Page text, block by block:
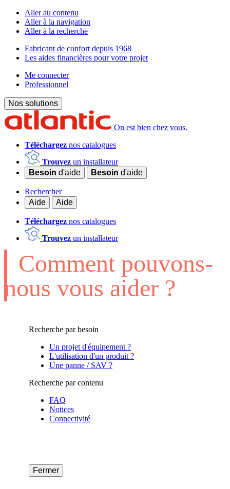
Aller au contenu
Aller à la navigation
Aller à la recherche
Fabricant de confort depuis 1968
Les aides financières pour votre projet
Me connecter
Professionnel
Nos solutions
On est bien chez vous.
Téléchargez nos catalogues
Trouvez un installateur
Besoin d'aide Besoin d'aide
Rechercher
Aide
Aide
Téléchargez nos catalogues
Trouvez un installateur
Comment pouvons-
nous vous aider ?
Recherche par besoin
Un projet d'équipement ?
L'utilisation d'un produit ?
Une panne / SAV ?
Recherche par contenu
FAQ
Notices
Connectivité
Fermer